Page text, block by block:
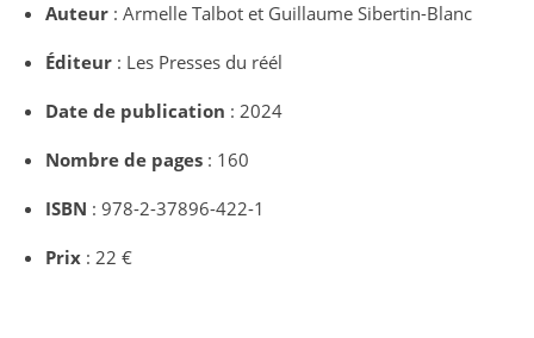
Auteur : Armelle Talbot et Guillaume Sibertin-Blanc
Éditeur : Les Presses du réél
Date de publication : 2024
Nombre de pages : 160
ISBN : 978-2-37896-422-1
Prix : 22 €